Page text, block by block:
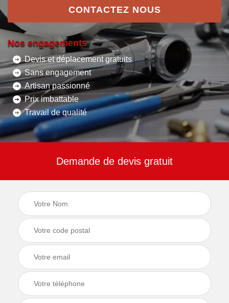
CONTACTEZ NOUS
Nos engagements
Devis et déplacement gratuits
Sans engagement
Artisan passionné
Prix imbattable
Travail de qualité
Demande de devis gratuit